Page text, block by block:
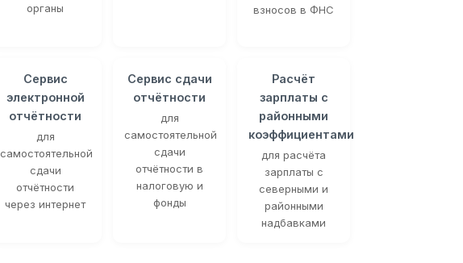
органы
взносов в ФНС
Сервис
электронной
отчётности
для
самостоятельной
сдачи
отчётности
через интернет
Сервис сдачи
отчётности
для
самостоятельной
сдачи
отчётности в
налоговую и
фонды
Расчёт
зарплаты с
районными
коэффициентами
для расчёта
зарплаты с
северными и
районными
надбавками